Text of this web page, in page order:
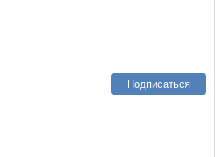
Подписаться